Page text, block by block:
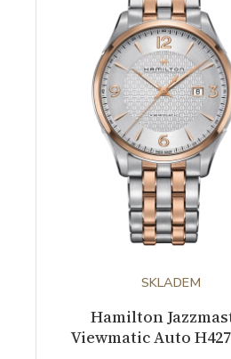
SKLADEM
Hamilton
Viewmatic Auto